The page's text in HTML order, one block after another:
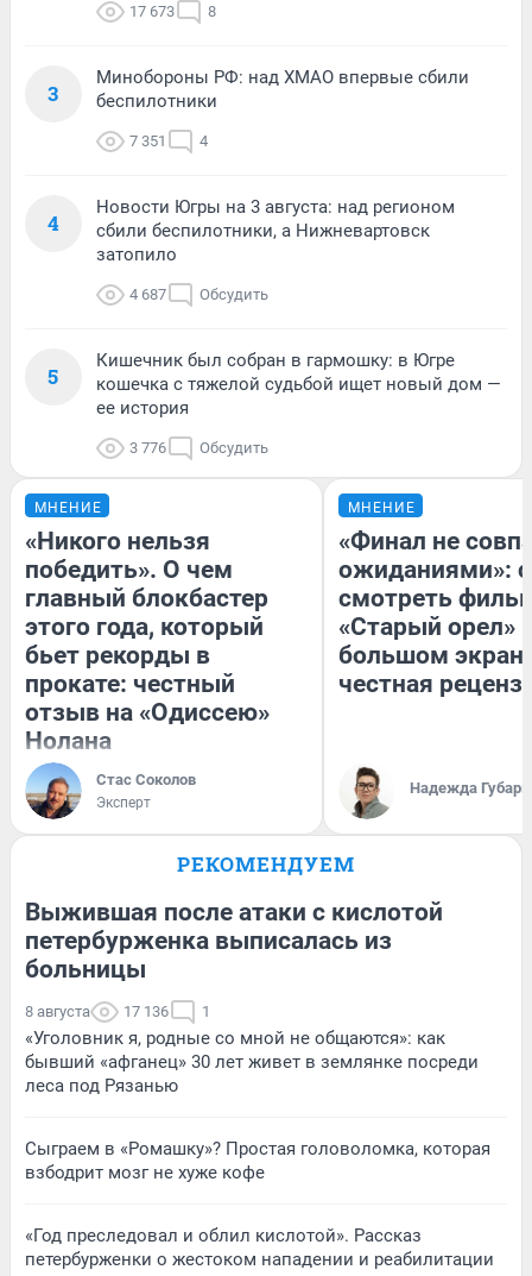
17 673 8
3
Минобороны РФ: над ХМАО впервые сбили
беспилотники
7 351 4
4
Новости Югры на 3 августа: над регионом
сбили беспилотники, а Нижневартовск
затопило
4 687 Обсудить
5
Кишечник был собран в гармошку: в Югре
кошечка с тяжелой судьбой ищет новый дом —
ее история
3 776 Обсудить
МНЕНИЕ
«Никого нельзя
победить». О чем
главный блокбастер
этого года, который
бьет рекорды в
прокате: честный
отзыв на «Одиссею»
Нолана
Стас Соколов
Эксперт
МНЕНИЕ
«Финал не
ожиданиями»:
смотреть
«Старый орел»
большом
честная
Надежда Губарь
РЕКОМЕНДУЕМ
Выжившая после атаки с кислотой
петербурженка выписалась из
больницы
8 августа 17 136 1
«Уголовник я, родные со мной не общаются»: как
бывший «афганец» 30 лет живет в землянке посреди
леса под Рязанью
Сыграем в «Ромашку»? Простая головоломка, которая
взбодрит мозг не хуже кофе
«Год преследовал и облил кислотой». Рассказ
петербурженки о жестоком нападении и реабилитации